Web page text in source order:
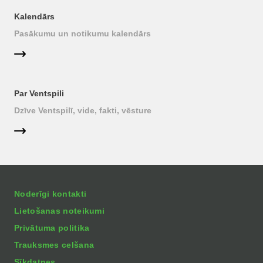
Kalendārs
Pasākumu un notikumu kalendārs
Par Ventspili
Dzīve Ventspilī, vide, fakti, vēsture
Noderīgi kontakti
Lietošanas noteikumi
Privātuma politika
Trauksmes celšana